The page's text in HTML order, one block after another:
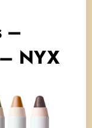
–
NYX